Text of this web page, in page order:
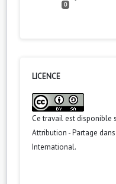
0
LICENCE
Ce travail est disponible
Attribution - Partage
International.